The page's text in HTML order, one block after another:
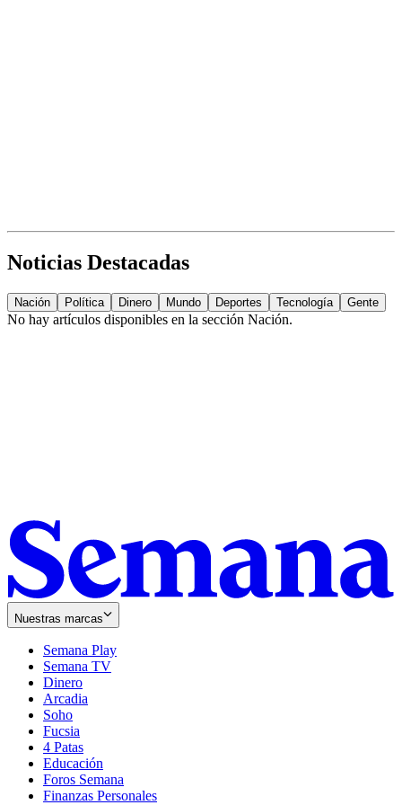
Noticias Destacadas
Nación Política Dinero Mundo Deportes Tecnología Gente
No hay artículos disponibles en la sección Nación.
Nuestras marcas
Semana Play
Semana TV
Dinero
Arcadia
Soho
in
new
window
Fucsia
in
new
window
4 Patas
Educación
Foros Semana
Finanzas Personales